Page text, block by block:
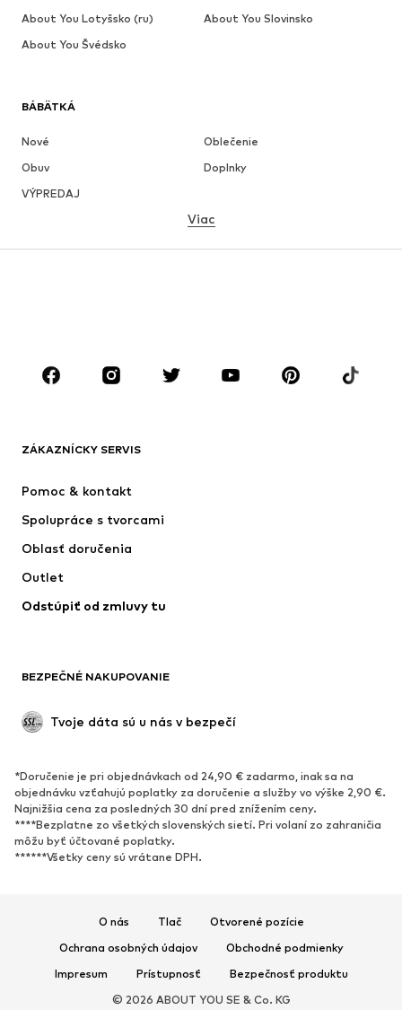
BÁBÄTKÁ
Nové
Oblečenie
Obuv
Doplnky
VÝPREDAJ
ZNAČKY
Nike Sportswear
ADIDAS PERFORMANCE
Viac
ZÁKAZNÍCKY SERVIS
Pomoc & kontakt
Spolupráce s tvorcami
Oblasť doručenia
Outlet
Odstúpiť od zmluvy tu
BEZPEČNÉ NAKUPOVANIE
Tvoje dáta sú u nás v bezpečí
*Doručenie je pri objednávkach od 24,90 € zadarmo, inak sa na
objednávku vzťahujú poplatky za doručenie a služby vo výške 2,90 €.
Najnižšia cena za posledných 30 dní pred znížením ceny.
****Bezplatne zo všetkých slovenských sietí. Pri volaní zo zahraničia
môžu byť účtované poplatky.
******Všetky ceny sú vrátane DPH.
O nás Tlač
Otvorené pozície
Ochrana osobných údajov
Obchodné podmienky
Impresum
Prístupnosť
Bezpečnosť produktu
© 2026 ABOUT YOU SE & Co. KG
About You Lotyšsko (ru)
About You Slovinsko
About You Švédsko